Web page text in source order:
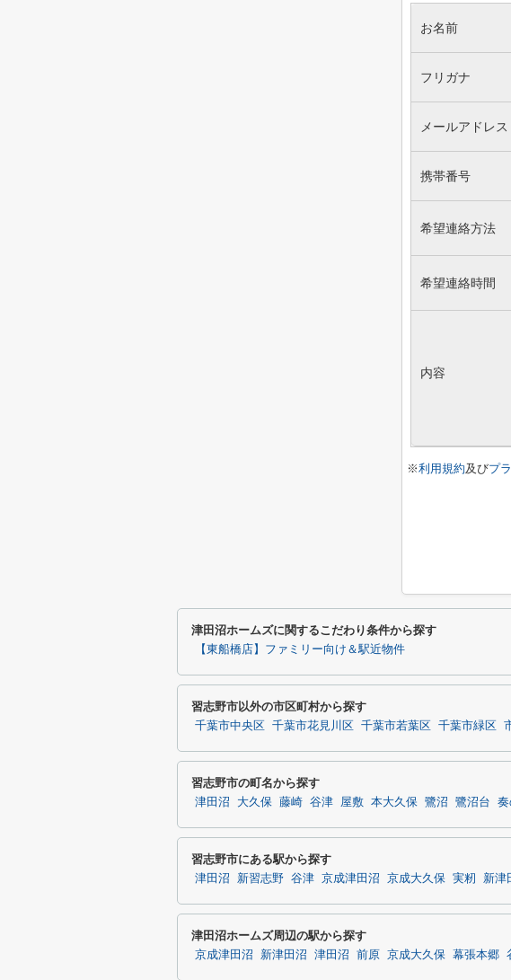
お名前
フリガナ
メールアドレス
携帯番号
希望連絡方法
希望連絡時間
内容
※利用規約及びプ
津田沼ホームズに関するこだわり条件から探す
【東船橋店】ファミリー向け＆駅近物件
習志野市以外の市区町村から探す
千葉市中央区 千葉市花見川区 千葉市若葉区 千葉市緑区
習志野市の町名から探す
津田沼 大久保 藤崎 谷津 屋敷 本大久保 鷺沼 鷺沼台 奏
習志野市にある駅から探す
津田沼 新習志野 谷津 京成津田沼 京成大久保 実籾 新津
津田沼ホームズ周辺の駅から探す
京成津田沼 新津田沼 津田沼 前原 京成大久保 幕張本郷